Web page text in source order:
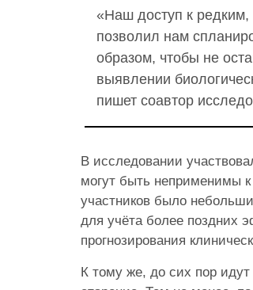
«Наш доступ к
позволил нам
образом, чтобы не
выявлении
пишет соавтор
В исследовании
могут быть неприменимы
участников было
для учёта более поздних
прогнозирования
К тому же, до сих пор